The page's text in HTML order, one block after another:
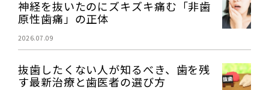
神経を抜いたのにズキズキ痛む「非歯
原性歯痛」の正体
2026.07.09
抜歯したくない人が知るべき、歯を残
す最新治療と歯医者の選び方